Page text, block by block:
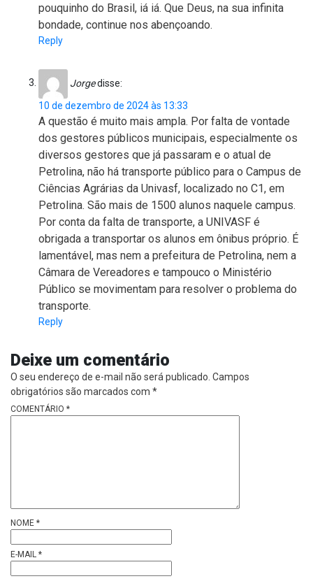
pouquinho do Brasil, iá iá. Que Deus, na sua infinita
bondade, continue nos abençoando.
Reply
Jorgedisse:
10 de dezembro de 2024 às 13:33
A questão é muito mais ampla. Por falta de vontade
dos gestores públicos municipais, especialmente os
diversos gestores que já passaram e o atual de
Petrolina, não há transporte público para o Campus de
Ciências Agrárias da Univasf, localizado no C1, em
Petrolina. São mais de 1500 alunos naquele campus.
Por conta da falta de transporte, a UNIVASF é
obrigada a transportar os alunos em ônibus próprio. É
lamentável, mas nem a prefeitura de Petrolina, nem a
Câmara de Vereadores e tampouco o Ministério
Público se movimentam para resolver o problema do
transporte.
Reply
Deixe um comentário
O seu endereço de e-mail não será publicado. Campos
obrigatórios são marcados com *
COMENTÁRIO *
NOME *
E-MAIL *